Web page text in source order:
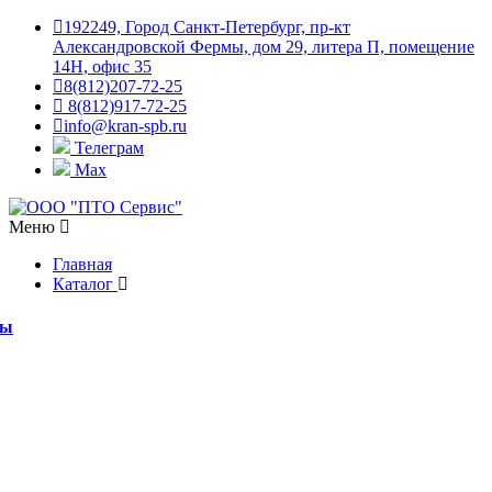
192249, Город Санкт-Петербург, пр-кт
Александровской Фермы, дом 29, литера П, помещение
14Н, офис 35
8(812)207-72-25
8(812)917-72-25
info@kran-spb.ru
Телеграм
Max
Меню
Главная
Каталог